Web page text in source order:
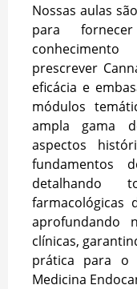
Nossas aulas
para
prescrever
eficácia e
módulos
ampla gama
aspectos
fundamentos
detalhando
farmacológicas
aprofundando
clínicas,
prática para o
Medicina